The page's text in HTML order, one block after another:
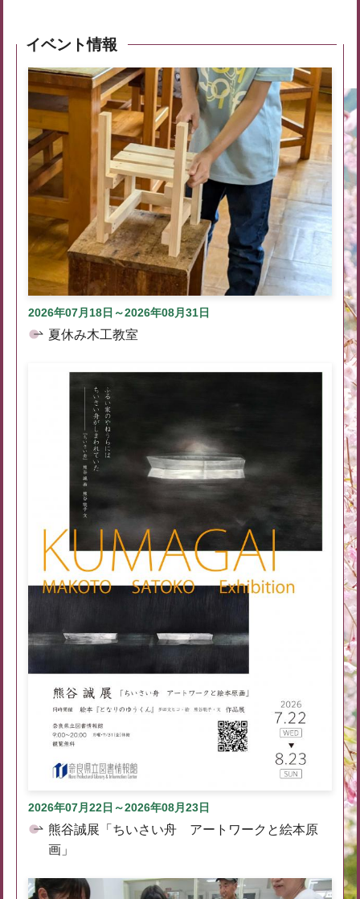
イベント情報
2026年07月18日～2026年08月31日
夏休み木工教室
2026年07月22日～2026年08月23日
熊谷誠展「ちいさい舟 アートワークと絵本原
画」